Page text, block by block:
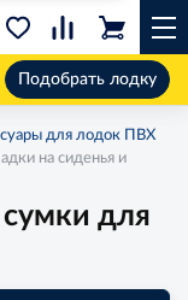
Подобрать лодку
для лодок ПВХ
на сиденья и
для